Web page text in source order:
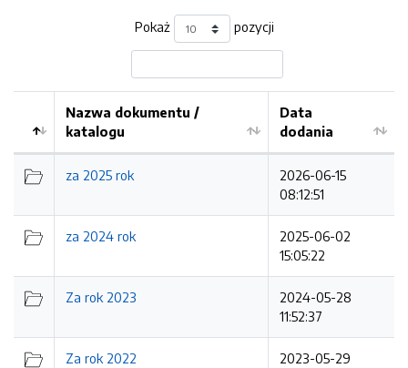
Pokaż pozycji
Kolejność
Nazwa dokumentu /
katalogu
Data
dodania
za 2025 rok
2026-06-15
08:12:51
za 2024 rok
2025-06-02
15:05:22
Za rok 2023
2024-05-28
11:52:37
Za rok 2022
2023-05-29